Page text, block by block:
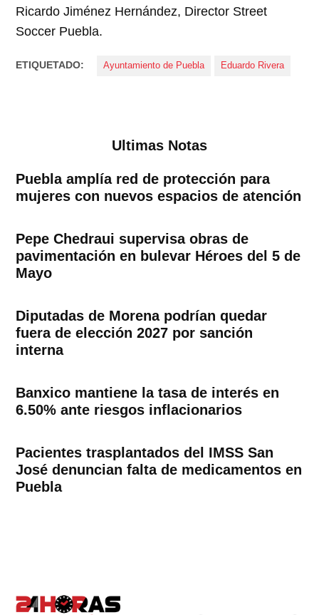
Ricardo Jiménez Hernández, Director Street
Soccer Puebla.
ETIQUETADO: Ayuntamiento de Puebla Eduardo Rivera
Ultimas Notas
Puebla amplía red de protección para
mujeres con nuevos espacios de atención
Pepe Chedraui supervisa obras de
pavimentación en bulevar Héroes del 5 de
Mayo
Diputadas de Morena podrían quedar
fuera de elección 2027 por sanción
interna
Banxico mantiene la tasa de interés en
6.50% ante riesgos inflacionarios
Pacientes trasplantados del IMSS San
José denuncian falta de medicamentos en
Puebla